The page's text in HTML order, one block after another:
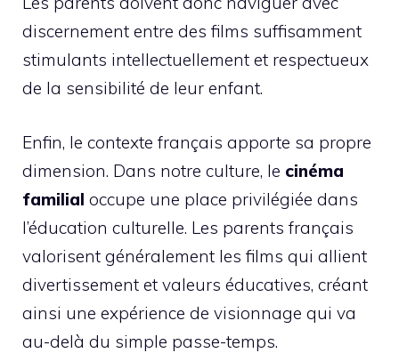
discernement entre des films suffisamment
stimulants intellectuellement et respectueux
de la sensibilité de leur enfant.
Enfin, le contexte français apporte sa propre
dimension. Dans notre culture, le cinéma
familial occupe une place privilégiée dans
l’éducation culturelle. Les parents français
valorisent généralement les films qui allient
divertissement et valeurs éducatives, créant
ainsi une expérience de visionnage qui va
au-delà du simple passe-temps.